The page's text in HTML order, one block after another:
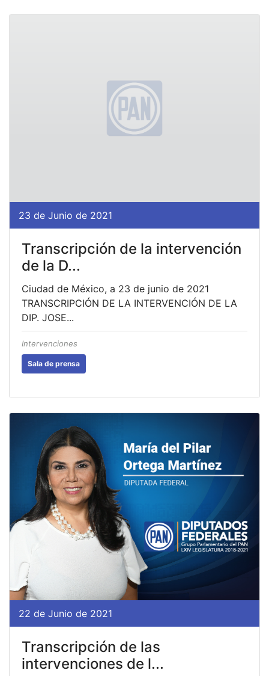
23 de Junio de 2021
Transcripción de la intervención
de la D...
Ciudad de México, a 23 de junio de 2021
TRANSCRIPCIÓN DE LA INTERVENCIÓN DE LA
DIP. JOSE...
Intervenciones
Sala de prensa
22 de Junio de 2021
Transcripción de las
intervenciones de l...